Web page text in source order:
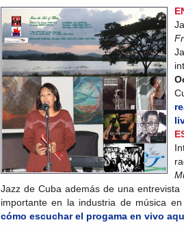
Jazz de Cuba además de una
importante en la industria de música
cómo escuchar el progama en vivo